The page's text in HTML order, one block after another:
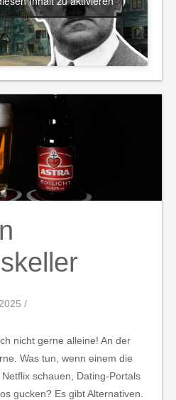
/
nicht gerne alleine! An der
Was tun, wenn einem die
schauen, Dating-Portals
gucken? Es gibt Alternativen.